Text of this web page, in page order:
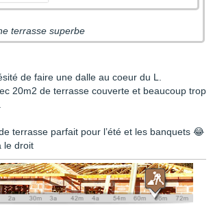
terrasse superbe
de faire une dalle au coeur du L.
20m2 de terrasse couverte et beaucoup trop
terrasse parfait pour l’été et les banquets 😂
le droit